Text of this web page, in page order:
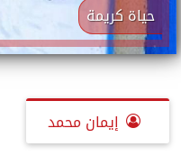
حياة كريمة
إيمان محمد